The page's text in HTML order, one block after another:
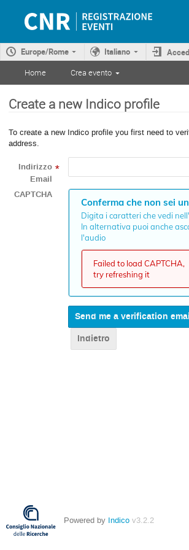
Europe/Rome Italiano
Home
Crea evento
Create a new Indico profile
To create a new Indico profile you first need to
address.
Indirizzo
Email
*
CAPTCHA
Conferma che non sei
Digita i caratteri che vedi
In alternativa puoi anche
l'audio
Failed to load CAPTCHA,
try refreshing it
Indietro
Powered by Indico v3.2.2